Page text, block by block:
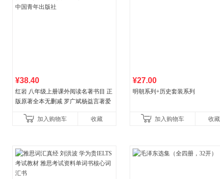
¥38.40
红岩 八年级上册课外阅读名著书目 正
版原著全本无删减 罗广斌杨益言著爱
国青年出版社加入购物车 收藏
¥27.00
明朝系列+历史套装系列
加入购物车 收藏